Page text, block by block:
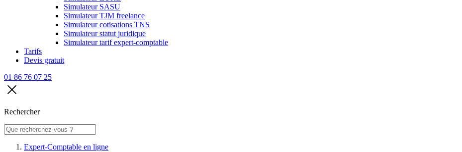
Simulateur SASU
Simulateur TJM freelance
Simulateur cotisations TNS
Simulateur statut juridique
Simulateur tarif expert-comptable
Tarifs
Devis gratuit
01 86 76 07 25
Rechercher
Expert-Comptable en ligne